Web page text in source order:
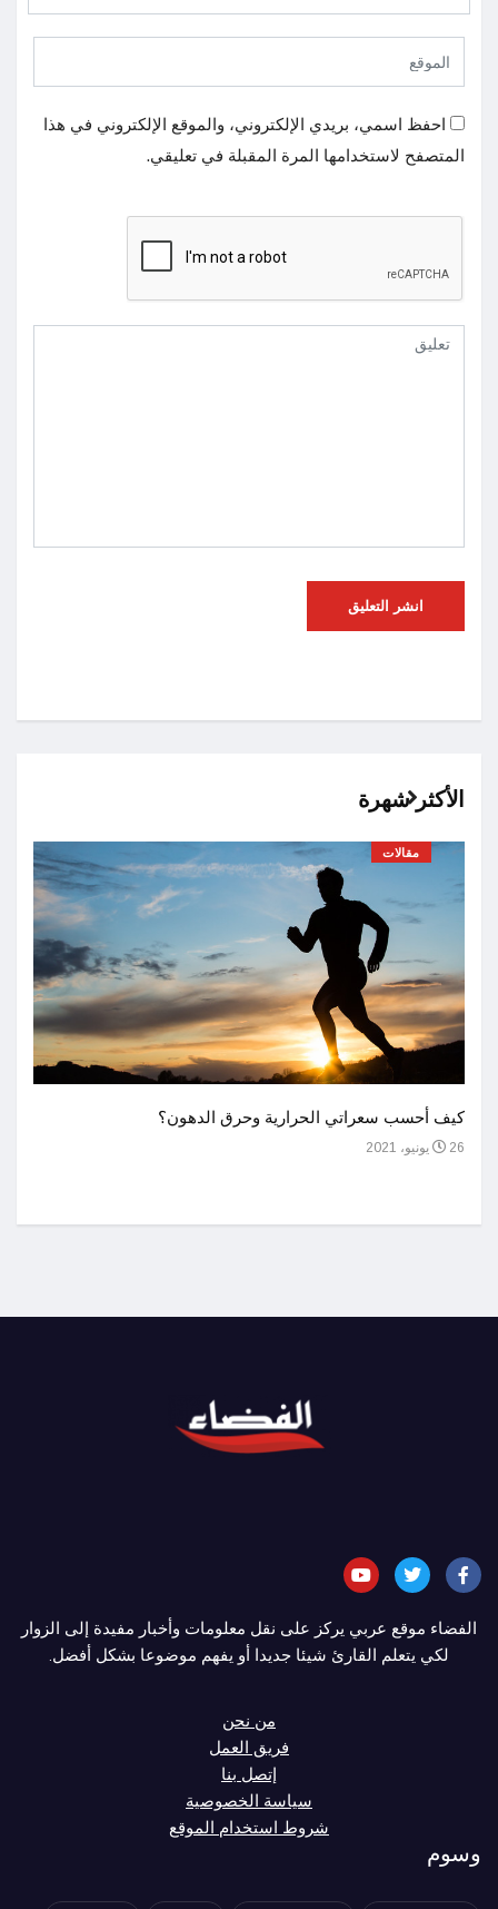
احفظ اسمي، بريدي الإلكتروني، والموقع الإلكتروني في هذا
المتصفح لاستخدامها المرة المقبلة في تعليقي.
الأكثر شهرة
مقالات
كيف أحسب سعراتي الحرارية وحرق الدهون؟
26 يونيو، 2021
الفضاء موقع عربي يركز على نقل معلومات وأخبار مفيدة إلى الزوار
لكي يتعلم القارئ شيئا جديدا أو يفهم موضوعا بشكل أفضل.
من نحن
فريق العمل
إتصل بنا
سياسة الخصوصية
شروط استخدام الموقع
وسوم